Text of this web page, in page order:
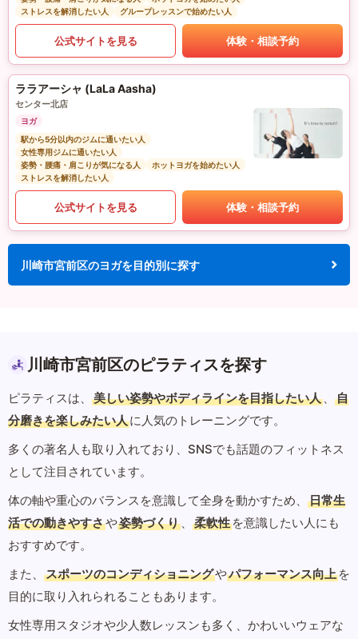
ストレスを解消したい人
グループレッスンで始めたい人
公式サイトを見る 体験・相談予約
ララアーシャ (LaLa Aasha)
センター北店
ヨガ
駅から5分以内のジムに通いたい人
女性専用ジムに通いたい人
姿勢・腰痛・肩こりが気になる人
ホットヨガを始めたい人
ストレスを解消したい人
公式サイトを見る 体験・相談予約
川崎市宮前区のヨガを目的別に探す
川崎市宮前区のピラティスを探す
ピラティスは、 美しい姿勢やボディラインを目指したい人 、
自
分磨きを楽しみたい人に人気のトレーニングです。
多くの著名人も取り入れており、SNSでも話題のフィットネス
として注目されています。
体の軸や重心のバランスを意識して全身を動かすため、
日常生
活での動きやすさや姿勢づくり 、 柔軟性 を意識したい人にも
おすすめです。
また、
スポーツのコンディショニングやパフォーマンス向上 を
目的に取り入れられることもあります。
女性専用スタジオや少人数レッスンも多く、かわいいウェアな